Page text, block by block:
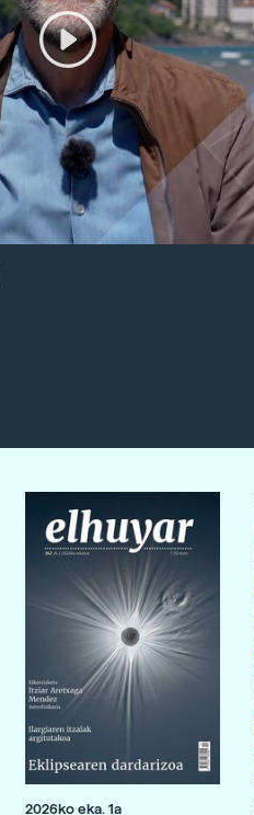
2026ko eka. 1a